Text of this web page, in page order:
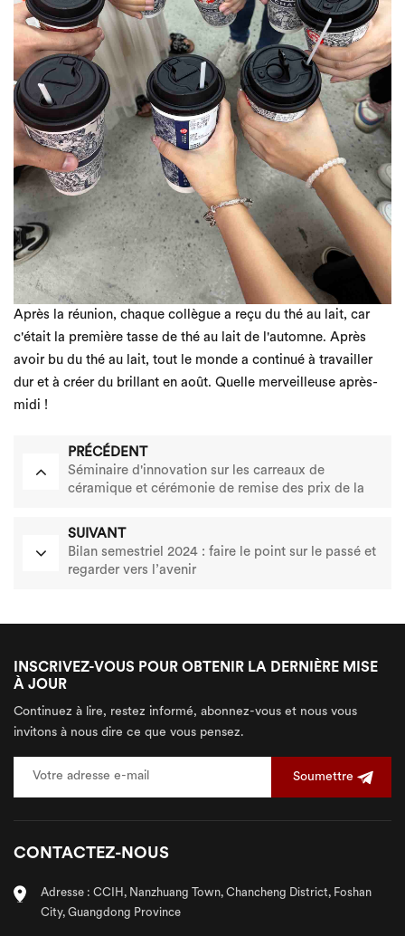
Après la réunion, chaque collègue a reçu du thé au lait, car
c'était la première tasse de thé au lait de l'automne. Après
avoir bu du thé au lait, tout le monde a continué à travailler
dur et à créer du brillant en août. Quelle merveilleuse après-
midi !
PRÉCÉDENT
Séminaire d'innovation sur les carreaux de
céramique et cérémonie de remise des prix de la
SUIVANT
Bilan semestriel 2024 : faire le point sur le passé et
regarder vers l’avenir
INSCRIVEZ-VOUS POUR OBTENIR LA DERNIÈRE MISE
À JOUR
Continuez à lire, restez informé, abonnez-vous et nous vous
invitons à nous dire ce que vous pensez.
Soumettre
CONTACTEZ-NOUS
Adresse : CCIH, Nanzhuang Town, Chancheng District, Foshan
City, Guangdong Province